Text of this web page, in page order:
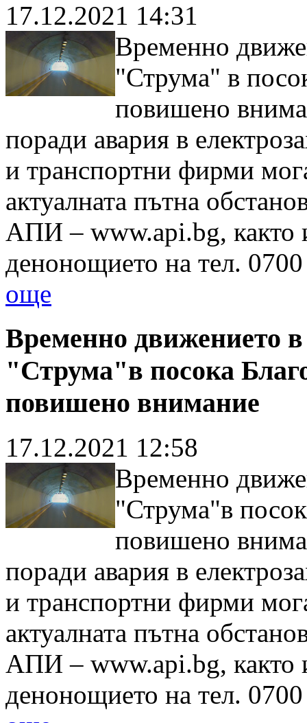
17.12.2021 14:31
Временно
"Струма" в
повишено
поради авария в
и транспортни фирми
актуалната пътна
АПИ – www.api.bg, както
денонощието на тел.
още
Временно движението
"Струма"в посока
повишено внимание
17.12.2021 12:58
Временно
"Струма"в
повишено
поради авария в
и транспортни фирми
актуалната пътна
АПИ – www.api.bg, както
денонощието на тел.